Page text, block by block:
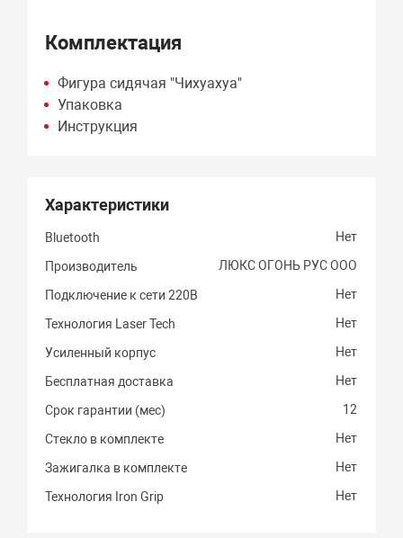
Комплектация
Фигура сидячая "Чихуахуа"
Упаковка
Инструкция
Характеристики
Bluetooth Нет
Производитель ЛЮКС ОГОНЬ РУС ООО
Подключение к сети 220В Нет
Технология Laser Tech Нет
Усиленный корпус Нет
Бесплатная доставка Нет
Срок гарантии (мес) 12
Стекло в комплекте Нет
Зажигалка в комплекте Нет
Технология Iron Grip Нет